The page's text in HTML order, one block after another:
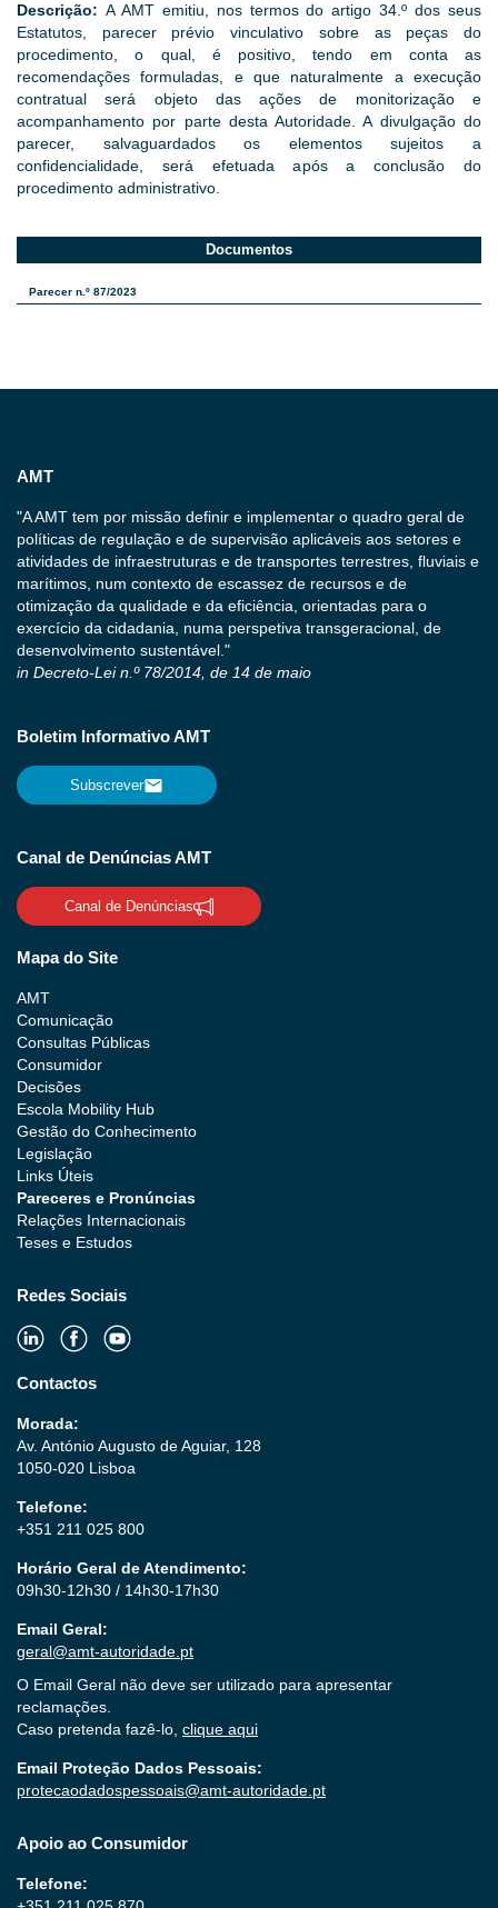
Descrição: A AMT emitiu, nos termos do artigo 34.º dos seus
Estatutos, parecer prévio vinculativo sobre as peças do
procedimento, o qual, é positivo, tendo em conta as
recomendações formuladas, e que naturalmente a execução
contratual será objeto das ações de monitorização e
acompanhamento por parte desta Autoridade. A divulgação do
parecer, salvaguardados os elementos sujeitos a
confidencialidade, será efetuada após a conclusão do
procedimento administrativo.
Documentos
Parecer n.º 87/2023
AMT
"A AMT tem por missão definir e implementar o quadro geral de
políticas de regulação e de supervisão aplicáveis aos setores e
atividades de infraestruturas e de transportes terrestres, fluviais e
marítimos, num contexto de escassez de recursos e de
otimização da qualidade e da eficiência, orientadas para o
exercício da cidadania, numa perspetiva transgeracional, de
desenvolvimento sustentável."
in Decreto-Lei n.º 78/2014, de 14 de maio
Boletim Informativo AMT
Subscrever
Canal de Denúncias AMT
Canal de Denúncias
Mapa do Site
AMT
Comunicação
Consultas Públicas
Consumidor
Decisões
Escola Mobility Hub
Gestão do Conhecimento
Legislação
Links Úteis
Pareceres e Pronúncias
Relações Internacionais
Teses e Estudos
Redes Sociais
Contactos
Morada:
Av. António Augusto de Aguiar, 128
1050-020 Lisboa
Telefone:
+351 211 025 800
Horário Geral de Atendimento:
09h30-12h30 / 14h30-17h30
Email Geral:
geral@amt-autoridade.pt
O Email Geral não deve ser utilizado para apresentar
reclamações.
Caso pretenda fazê-lo, clique aqui
Email Proteção Dados Pessoais:
protecaodadospessoais@amt-autoridade.pt
Apoio ao Consumidor
Telefone: